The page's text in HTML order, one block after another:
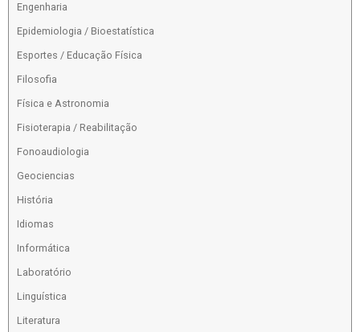
Engenharia
Epidemiologia / Bioestatística
Esportes / Educação Física
Filosofia
Física e Astronomia
Fisioterapia / Reabilitação
Fonoaudiologia
Geociencias
História
Idiomas
Informática
Laboratório
Linguística
Literatura